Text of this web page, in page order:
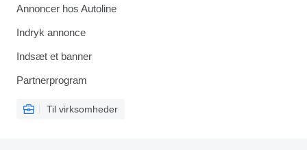
Annoncer hos Autoline
Indryk annonce
Indsæt et banner
Partnerprogram
Til virksomheder